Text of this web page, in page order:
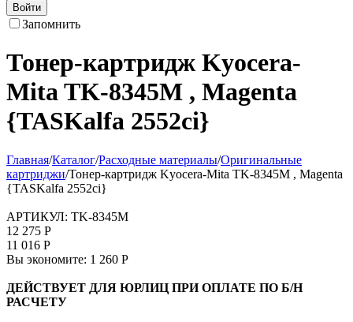
Войти
Запомнить
Тонер-картридж Kyocera-
Mita TK-8345M , Magenta
{TASKalfa 2552ci}
Главная/Каталог/Расходные материалы/Оригинальные
картриджи/Тонер-картридж Kyocera-Mita TK-8345M , Magenta
{TASKalfa 2552ci}
АРТИКУЛ: TK-8345M
12 275 Р
11 016 Р
Вы экономите: 1 260 Р
ДЕЙСТВУЕТ ДЛЯ ЮРЛИЦ ПРИ ОПЛАТЕ ПО Б/Н
РАСЧЕТУ